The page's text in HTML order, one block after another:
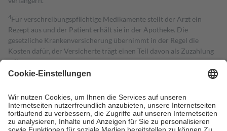
4Für verschreibungspflichtige Medikamente stellt der Arzt ein
Rezept aus und der Patient erhält sie in der Apotheke. Die
gesetzliche Krankenversicherung übernimmt in der Regel die
Kosten dafür, der Versicherte trägt einen Teil davon als Zuzahlung
mit.
Grundsätzlich leisten Mitglieder Zuzahlungen in Höhe von zehn
höchstens zehn Euro.
Es sind jedoch nie mehr als die tatsächlichen
Kosten der Leistung zu entrichten.
Diese Regeln gelten grundsätzlich auch für Online-Apotheken.
Bei Heilmitteln und häuslicher Krankenpflege beträgt die